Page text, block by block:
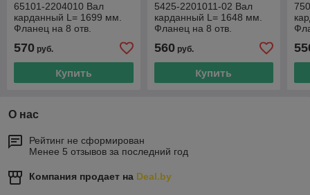
65101-2204010 Вал
карданный L= 1699 мм.
Фланец на 8 отв.
50х155 мм. КРАЗ и т.д.
570 руб.
Купить
5425-2201011-02 Вал
карданный L= 1648 мм.
Фланец на 8 отв.
50х155 мм. КАМАЗ и т.д.
560руб.
Купить
О нас
Рейтинг не сформирован
Менее 5 отзывов за последний год
Компания продает на Deal.by